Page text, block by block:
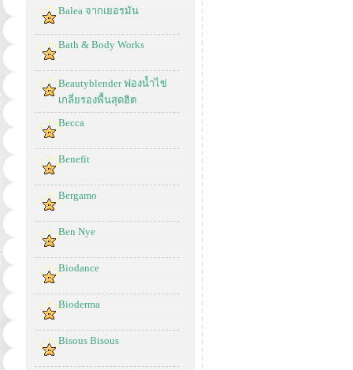
Balea จากเยอรมัน
Bath & Body Works
Beautyblender ฟองน้ำไข่
เกลี่ยรองพื้นสุดฮิต
Becca
Benefit
Bergamo
Ben Nye
Biodance
Bioderma
Bisous Bisous